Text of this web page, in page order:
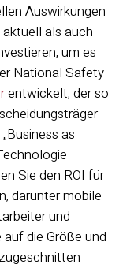
Auswirkungen
als auch
um es
National Safety
entwickelt, der so
as
Sie den ROI für
darunter mobile
und
die Größe und